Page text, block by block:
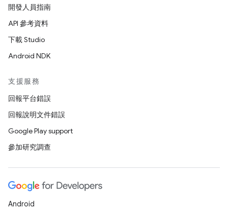
開發人員指南
API 參考資料
下載 Studio
Android NDK
支援服務
回報平台錯誤
回報說明文件錯誤
Google Play support
參加研究調查
Android